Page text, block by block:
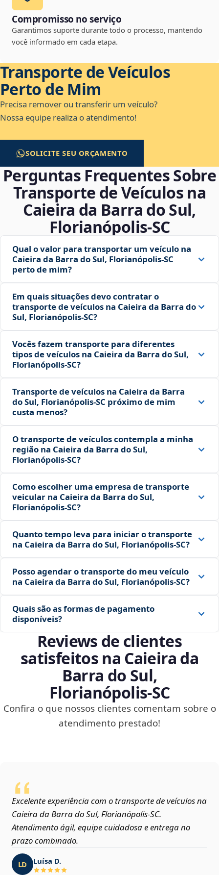
Compromisso no serviço
Garantimos suporte durante todo o processo, mantendo
você informado em cada etapa.
Transporte de Veículos
Perto de Mim
Precisa remover ou transferir um veículo?
Nossa equipe realiza o atendimento!
SOLICITE SEU ORÇAMENTO
Perguntas Frequentes Sobre
Transporte de Veículos na
Caieira da Barra do Sul,
Florianópolis‑SC
Qual o valor para transportar um veículo na
Caieira da Barra do Sul, Florianópolis‑SC
perto de mim?
Em quais situações devo contratar o
transporte de veículos na Caieira da Barra do
Sul, Florianópolis‑SC?
Vocês fazem transporte para diferentes
tipos de veículos na Caieira da Barra do Sul,
Florianópolis‑SC?
Transporte de veículos na Caieira da Barra
do Sul, Florianópolis‑SC próximo de mim
custa menos?
O transporte de veículos contempla a minha
região na Caieira da Barra do Sul,
Florianópolis‑SC?
Como escolher uma empresa de transporte
veicular na Caieira da Barra do Sul,
Florianópolis‑SC?
Quanto tempo leva para iniciar o transporte
na Caieira da Barra do Sul, Florianópolis‑SC?
Posso agendar o transporte do meu veículo
na Caieira da Barra do Sul, Florianópolis‑SC?
Quais são as formas de pagamento
disponíveis?
Reviews de clientes
satisfeitos na Caieira da
Barra do Sul,
Florianópolis‑SC
Confira o que nossos clientes comentam sobre o
atendimento prestado!
Excelente experiência com o transporte de veículos na
Caieira da Barra do Sul, Florianópolis‑SC.
Atendimento ágil, equipe cuidadosa e entrega no
prazo combinado.
LD Luísa D.